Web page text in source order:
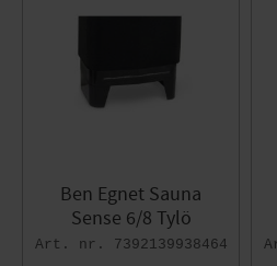
Ben Egnet Sauna
Sense 6/8 Tylö​
7392139938464